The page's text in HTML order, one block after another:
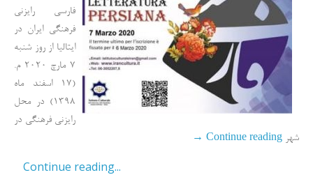
فارسی رایزنی
فرهنگی ایران در
ایتالیا از روز شنبه
7 مارچ 2020 م.
(17 اسفند ماه
1398) در محل
رایزنی فرهنگی در
شهر Continue reading
→
Continue reading...